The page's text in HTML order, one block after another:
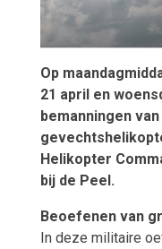
Op
21 april en
bemanningen
Helikopter
bij de Peel.
Beoefenen van
In deze militaire